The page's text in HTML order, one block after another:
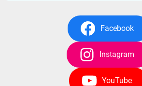
Facebook
Instagram
YouTube